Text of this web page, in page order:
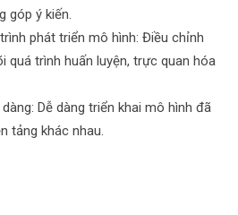
góp ý kiến.
phát triển mô hình: Điều chỉnh
quá trình huấn luyện, trực quan hóa
Dễ dàng triển khai mô hình đã
tảng khác nhau.